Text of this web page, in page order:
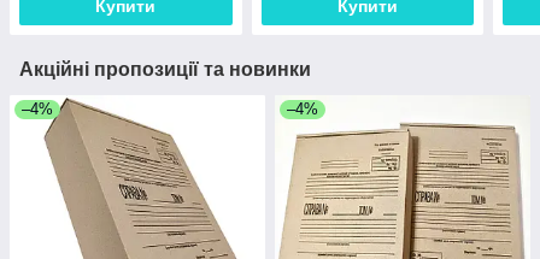
Купити Купити
Акційні пропозиції та новинки
–4% –4%